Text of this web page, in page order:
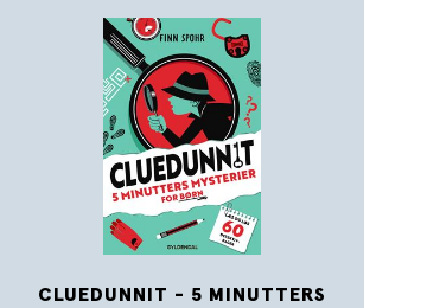
CLUEDUNNIT - 5 MINUTTERS